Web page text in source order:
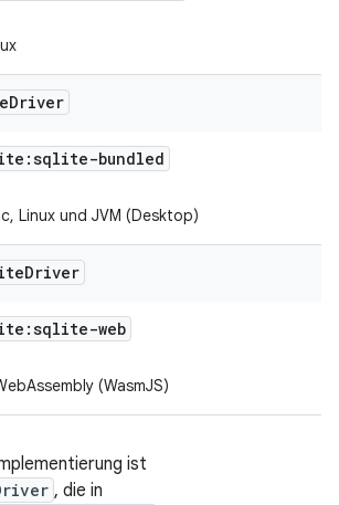
Driver
bundled
Linux und JVM (Desktop)
Driver
web
(WasmJS)
ist
, die in